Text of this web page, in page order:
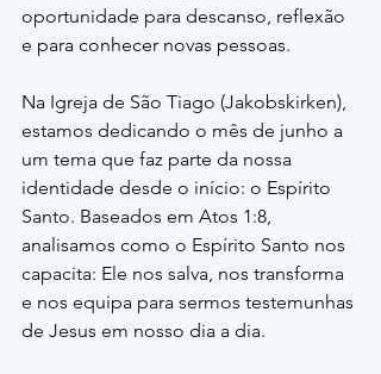
oportunidade para descanso, reflexão
e para conhecer novas pessoas.
Na Igreja de São Tiago (Jakobskirken),
estamos dedicando o mês de junho a
um tema que faz parte da nossa
identidade desde o início: o Espírito
Santo. Baseados em Atos 1:8,
analisamos como o Espírito Santo nos
capacita: Ele nos salva, nos transforma
e nos equipa para sermos testemunhas
de Jesus em nosso dia a dia.